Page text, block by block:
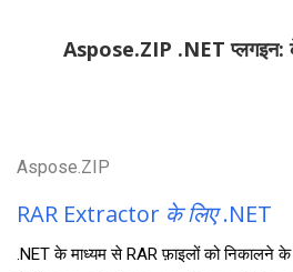
Aspose.ZIP .NET प्लगइन:
Aspose.ZIP
RAR Extractor के लिए.NET
.NET के माध्यम से RAR फ़ाइलों को निकालने